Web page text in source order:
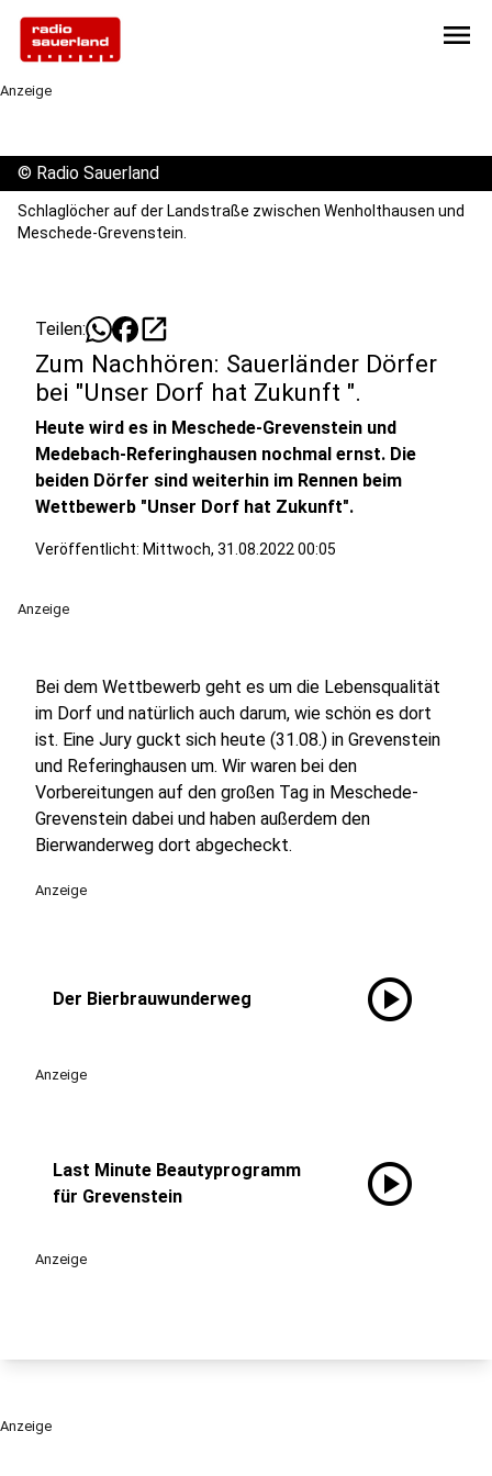
menu
Anzeige
© Radio Sauerland
Schlaglöcher auf der Landstraße zwischen Wenholthausen und
Meschede-Grevenstein.
Teilen: open_in_new
Zum Nachhören: Sauerländer Dörfer
bei "Unser Dorf hat Zukunft ".
Heute wird es in Meschede-Grevenstein und
Medebach-Referinghausen nochmal ernst. Die
beiden Dörfer sind weiterhin im Rennen beim
Wettbewerb "Unser Dorf hat Zukunft".
Veröffentlicht: Mittwoch, 31.08.2022 00:05
Anzeige
Bei dem Wettbewerb geht es um die Lebensqualität
im Dorf und natürlich auch darum, wie schön es dort
ist. Eine Jury guckt sich heute (31.08.) in Grevenstein
und Referinghausen um. Wir waren bei den
Vorbereitungen auf den großen Tag in Meschede-
Grevenstein dabei und haben außerdem den
Bierwanderweg dort abgecheckt.
Anzeige
Der Bierbrauwunderweg play_circle
Anzeige
Last Minute Beautyprogramm
für Grevenstein
play_circle
Anzeige
Anzeige